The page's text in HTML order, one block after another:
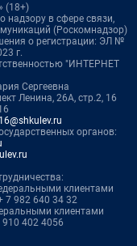
(18+)
надзору в сфере связи,
(Роскомнадзор)
о регистрации: ЭЛ №
г.
"ИНТЕРНЕТ
Сергеевна
Ленина, 26А, стр.2, 16
органов:
клиентами
7 982 640 34 32
клиентами
910 402 4056